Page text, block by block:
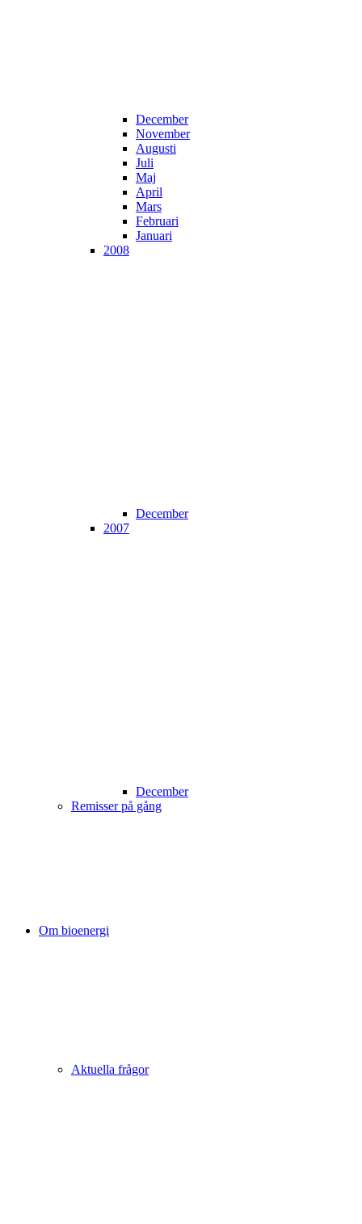
December
November
Augusti
Juli
Maj
April
Mars
Februari
Januari
2008
December
2007
December
Remisser på gång
Om bioenergi
Aktuella frågor